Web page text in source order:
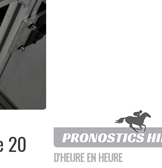
20
D'HEURE EN HEURE